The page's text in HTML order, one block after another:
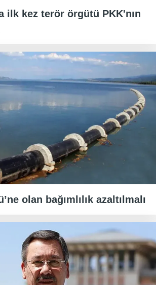
ilk kez terör örgütü PKK'nın
olan bağımlılık azaltılmalı